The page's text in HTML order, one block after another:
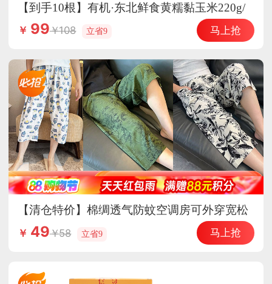
【到手10根】有机·东北鲜食黄糯黏玉米220g/
根（糯9）
￥ 99 108 立省9 马上抢
【清仓特价】棉绸透气防蚊空调房可外穿宽松
七分家居裤·棉绸7分-怦然心动（有口袋）
￥ 49 58 立省9 马上抢